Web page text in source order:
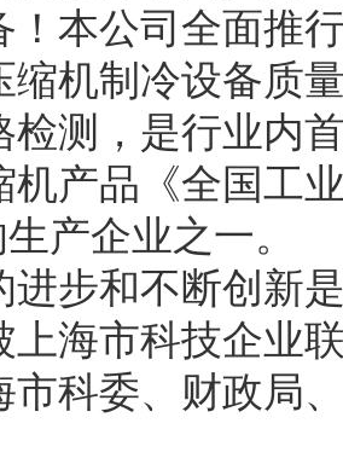
！本公司全面推
缩机制冷设备质
检测，是行业内
机产品《全国工
产企业之一。
和不断创新是
上海市科技企业
市科委、财政局